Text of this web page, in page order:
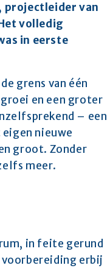
projectleider van
volledig
in eerste
grens van één
en een groter
– een
nieuwe
groot. Zonder
meer.
in feite gerund
voorbereiding erbij